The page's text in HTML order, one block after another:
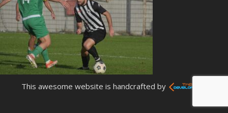
This awesome website is handcrafted by